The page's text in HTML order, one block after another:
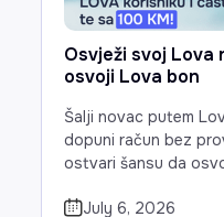
Osvježi svoj Lova
osvoji Lova bon
Šalji novac putem
dopuni račun bez
ostvari šansu da
July 6, 2026